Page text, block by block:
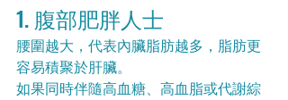
1. 腹部肥胖人士
腰圍越大，代表內臟脂肪越多，脂肪更
容易積聚於肝臟。
如果同時伴隨高血糖、高血脂或代謝綜